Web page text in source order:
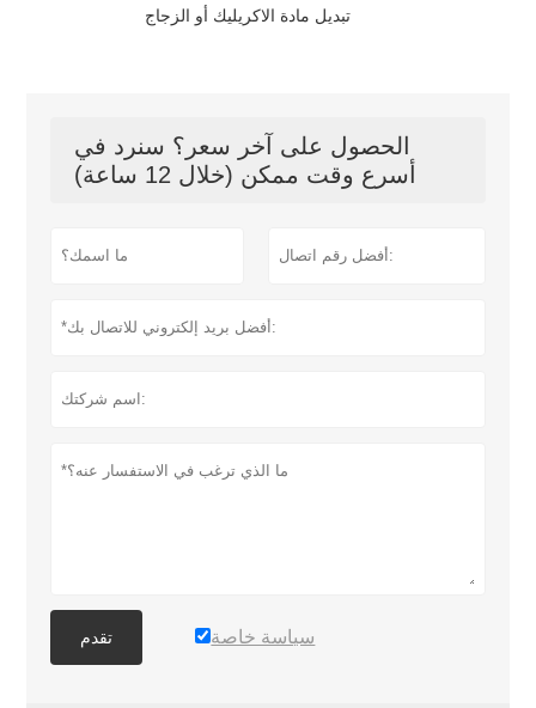
تبديل مادة الاكريليك أو الزجاج
الحصول على آخر سعر؟ سنرد في
أسرع وقت ممكن (خلال 12 ساعة)
تقدم سياسة خاصة